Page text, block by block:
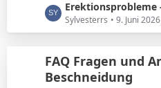
i
t
g
e
L
e
t
t
e
Erektionsprobleme
Sylvesterrs 9. Juni
FAQ Fragen und
Beschneidung